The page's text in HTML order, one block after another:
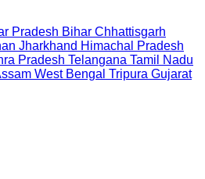
Pradesh Bihar Chhattisgarh
Jharkhand Himachal Pradesh
Pradesh Telangana Tamil Nadu
West Bengal Tripura Gujarat